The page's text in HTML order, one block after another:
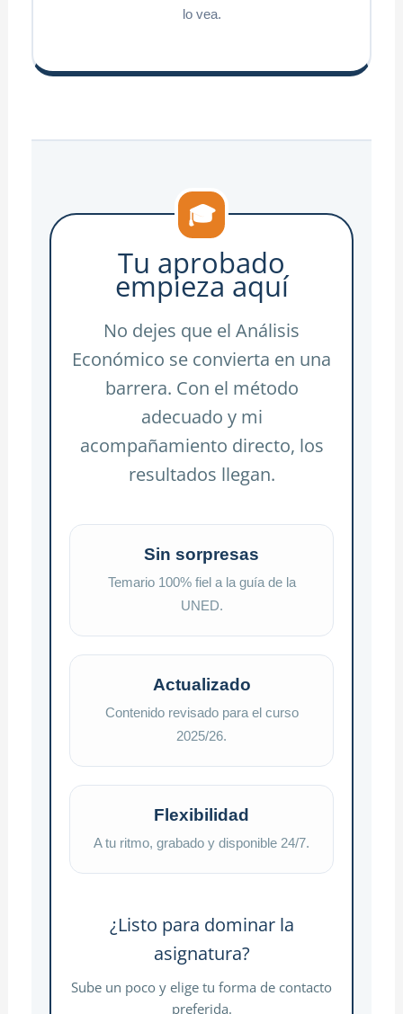
lo vea.
🎓
Tu aprobado
empieza aquí
No dejes que el Análisis
Económico se convierta en una
barrera. Con el método
adecuado y mi
acompañamiento directo, los
resultados llegan.
Sin sorpresas
Temario 100% fiel a la guía de la
UNED.
Actualizado
Contenido revisado para el curso
2025/26.
Flexibilidad
A tu ritmo, grabado y disponible 24/7.
¿Listo para dominar la
asignatura?
Sube un poco y elige tu forma de contacto
preferida.